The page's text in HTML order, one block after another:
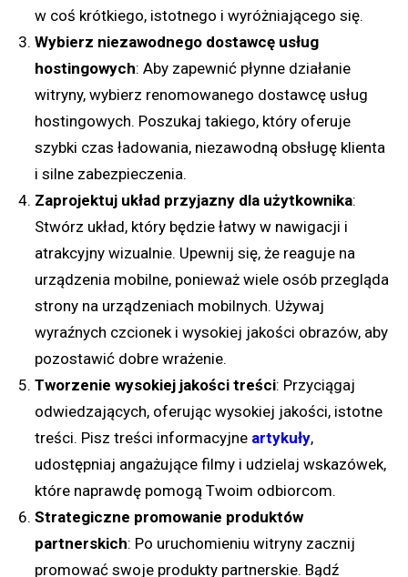
w coś krótkiego, istotnego i wyróżniającego się.
Wybierz niezawodnego dostawcę usług
hostingowych: Aby zapewnić płynne działanie
witryny, wybierz renomowanego dostawcę usług
hostingowych. Poszukaj takiego, który oferuje
szybki czas ładowania, niezawodną obsługę klienta
i silne zabezpieczenia.
Zaprojektuj układ przyjazny dla użytkownika:
Stwórz układ, który będzie łatwy w nawigacji i
atrakcyjny wizualnie. Upewnij się, że reaguje na
urządzenia mobilne, ponieważ wiele osób przegląda
strony na urządzeniach mobilnych. Używaj
wyraźnych czcionek i wysokiej jakości obrazów, aby
pozostawić dobre wrażenie.
Tworzenie wysokiej jakości treści: Przyciągaj
odwiedzających, oferując wysokiej jakości, istotne
treści. Pisz treści informacyjne artykuły,
udostępniaj angażujące filmy i udzielaj wskazówek,
które naprawdę pomogą Twoim odbiorcom.
Strategiczne promowanie produktów
partnerskich: Po uruchomieniu witryny zacznij
promować swoje produkty partnerskie. Bądź